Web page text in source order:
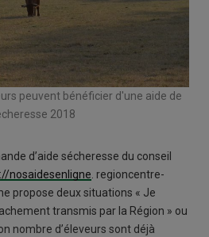
peuvent bénéficier d'une aide de
2018
d’aide sécheresse du conseil
nosaidesenligne . regioncentre-
propose deux situations « Je
transmis par la Région » ou
nombre d’éleveurs sont déjà